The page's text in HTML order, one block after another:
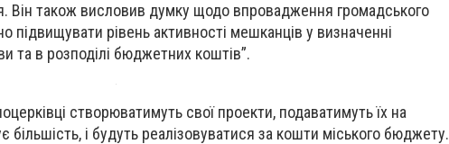
Він також висловив думку щодо впровадження громадського
підвищувати рівень активності мешканців у визначенні
та в розподілі бюджетних коштів”.
створюватимуть свої проекти, подаватимуть їх на
більшість, і будуть реалізовуватися за кошти міського бюджету.